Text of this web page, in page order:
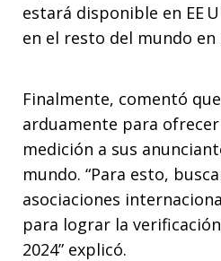
estará disponible en EE
en el resto del mundo en
Finalmente, comentó
arduamente para
medición a sus
mundo. “Para esto,
asociaciones
para lograr la
2024” explicó.